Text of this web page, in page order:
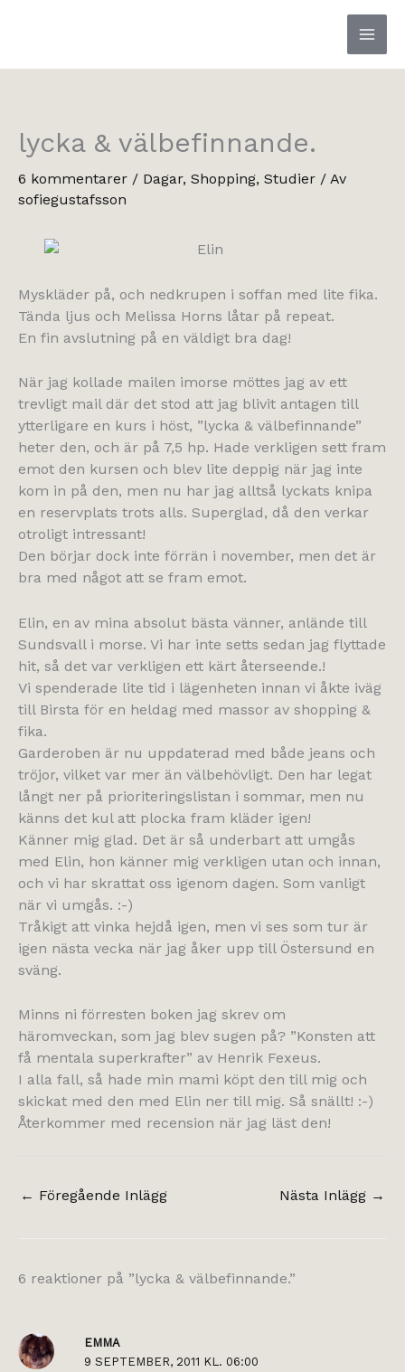
lycka & välbefinnande.
6 kommentarer / Dagar, Shopping, Studier / Av
sofiegustafsson
Myskläder på, och nedkrupen i soffan med lite fika.
Tända ljus och Melissa Horns låtar på repeat.
En fin avslutning på en väldigt bra dag!
När jag kollade mailen imorse möttes jag av ett
trevligt mail där det stod att jag blivit antagen till
ytterligare en kurs i höst, ”lycka & välbefinnande”
heter den, och är på 7,5 hp. Hade verkligen sett fram
emot den kursen och blev lite deppig när jag inte
kom in på den, men nu har jag alltså lyckats knipa
en reservplats trots alls. Superglad, då den verkar
otroligt intressant!
Den börjar dock inte förrän i november, men det är
bra med något att se fram emot.
Elin, en av mina absolut bästa vänner, anlände till
Sundsvall i morse. Vi har inte setts sedan jag flyttade
hit, så det var verkligen ett kärt återseende.!
Vi spenderade lite tid i lägenheten innan vi åkte iväg
till Birsta för en heldag med massor av shopping &
fika.
Garderoben är nu uppdaterad med både jeans och
tröjor, vilket var mer än välbehövligt. Den har legat
långt ner på prioriteringslistan i sommar, men nu
känns det kul att plocka fram kläder igen!
Känner mig glad. Det är så underbart att umgås
med Elin, hon känner mig verkligen utan och innan,
och vi har skrattat oss igenom dagen. Som vanligt
när vi umgås. :-)
Tråkigt att vinka hejdå igen, men vi ses som tur är
igen nästa vecka när jag åker upp till Östersund en
sväng.
Minns ni förresten boken jag skrev om
häromveckan, som jag blev sugen på? ”Konsten att
få mentala superkrafter” av Henrik Fexeus.
I alla fall, så hade min mami köpt den till mig och
skickat med den med Elin ner till mig. Så snällt! :-)
Återkommer med recension när jag läst den!
← Föregående Inlägg Nästa Inlägg →
6 reaktioner på ”lycka & välbefinnande.”
EMMA
9 SEPTEMBER, 2011 KL. 06:00